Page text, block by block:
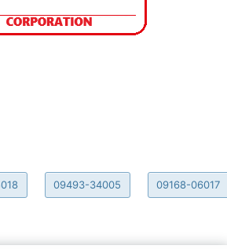
09493-34005 09168-06017